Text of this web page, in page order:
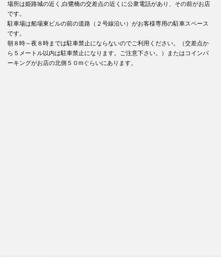
場所は姫路城の近く,白鷺橋の交差点の近くに公衆電話があり、その前がお店
です。
駐車場は船場東ビルの前の道路（２号線沿い）がお客様専用の駐車スペース
です。
朝８時～夜８時までは駐車禁止にならないのでご利用ください。（交差点か
ら５メートル以内は駐車禁止になります。ご注意下さい。）またはコインパ
ーキングがお店の北側５０mぐらいにあります。